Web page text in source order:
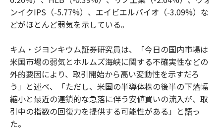
ンイクIPS（-5.77%）、エイビエルバイオ（-3.09%）な
どがほとんど弱気を示している。
キム・ジヨンキウム証券研究員は、「今日の国内市場は
米国市場の弱気とホルムズ海峡に関する不確実性などの
外的要因により、取引開始から高い変動性を示すだろ
う」と述べ、「ただし、米国の半導体株の後半の下落幅
縮小と最近の連鎖的な急落に伴う安値買いの流入が、取
引中の指数の回復力を提供する可能性がある」と語っ
た。